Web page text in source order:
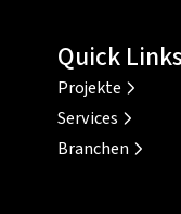
Quick Links
Projekte
Services
Branchen